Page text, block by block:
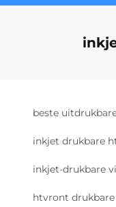
beste
inkjet drukbare
inkjet-drukbare
htvront